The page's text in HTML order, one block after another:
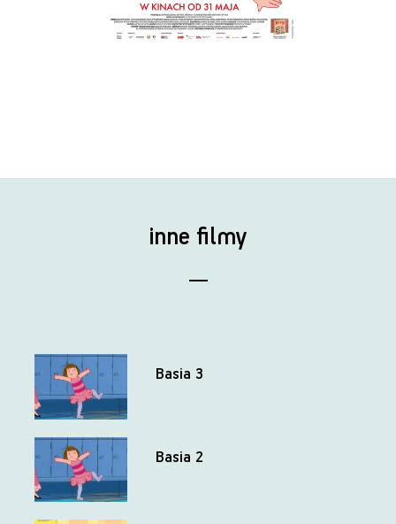
inne filmy
Basia 3
Basia 2